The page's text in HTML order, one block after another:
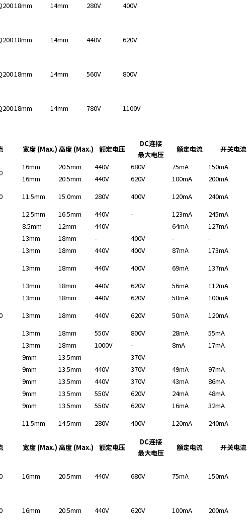
18mm 14mm 280V 400V
18mm 14mm 440V 620V
18mm 14mm 560V 800V
18mm 14mm 780V 1100V
宽度 (Max.) 高度 (Max.) 额定电压
DC连接
最大电压
额定电流 开关电流
16mm 20.5mm 440V 680V 75mA 150mA
16mm 20.5mm 440V 620V 100mA 200mA
11.5mm 15.0mm 280V 400V 120mA 240mA
12.5mm 16.5mm 440V - 123mA 245mA
8.5mm 12mm 440V - 64mA 127mA
13mm 18mm - 400V - -
13mm 18mm 440V 400V 87mA 173mA
13mm 18mm 440V 400V 69mA 137mA
13mm 18mm 440V 620V 56mA 112mA
13mm 18mm 440V 620V 50mA 100mA
13mm 18mm 440V 620V 50mA 120mA
13mm 18mm 550V 800V 28mA 55mA
13mm 18mm 1000V - 8mA 17mA
9mm 13.5mm - 370V - -
9mm 13.5mm 440V 370V 49mA 97mA
9mm 13.5mm 440V 370V 43mA 86mA
9mm 13.5mm 550V 620V 24mA 48mA
9mm 13.5mm 550V 620V 16mA 32mA
11.5mm 14.5mm 280V 400V 120mA 240mA
宽度 (Max.) 高度 (Max.) 额定电压
DC连接
最大电压
额定电流 开关电流
16mm 20.5mm 440V 680V 75mA 150mA
16mm 20.5mm 440V 620V 100mA 200mA